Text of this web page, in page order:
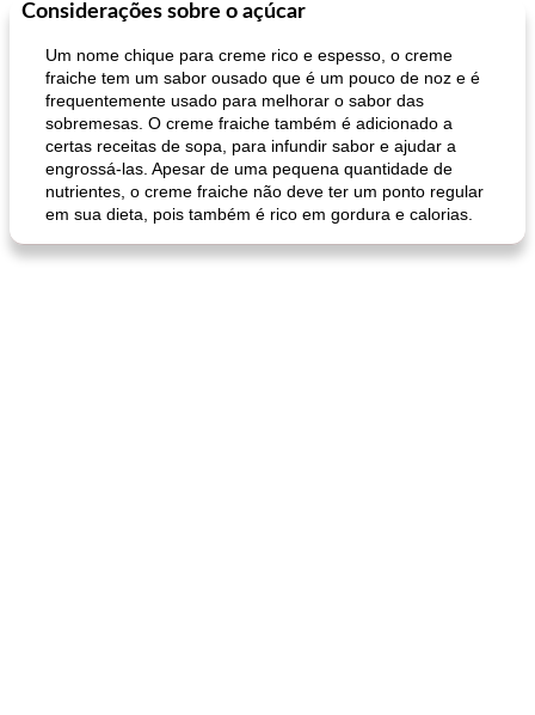
Considerações sobre o açúcar
Um nome chique para creme rico e espesso, o creme
fraiche tem um sabor ousado que é um pouco de noz e é
frequentemente usado para melhorar o sabor das
sobremesas. O creme fraiche também é adicionado a
certas receitas de sopa, para infundir sabor e ajudar a
engrossá-las. Apesar de uma pequena quantidade de
nutrientes, o creme fraiche não deve ter um ponto regular
em sua dieta, pois também é rico em gordura e calorias.